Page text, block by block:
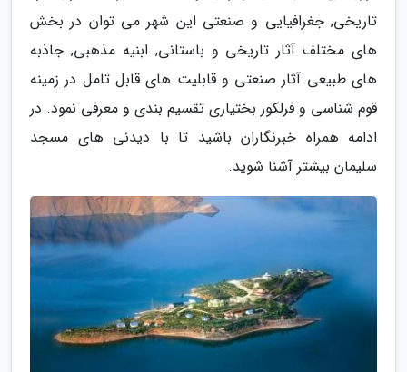
تاریخی, جغرافیایی و صنعتی این شهر می توان در بخش
های مختلف آثار تاریخی و باستانی, ابنیه مذهبی, جاذبه
های طبیعی آثار صنعتی و قابلیت های قابل تامل در زمینه
قوم شناسی و فرلکور بختیاری تقسیم بندی و معرفی نمود. در
ادامه همراه خبرنگاران باشید تا با دیدنی های مسجد
سلیمان بیشتر آشنا شوید.